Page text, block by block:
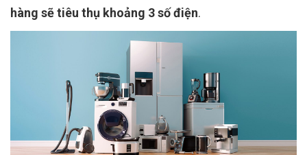
hàng sẽ tiêu thụ khoảng 3 số điện.